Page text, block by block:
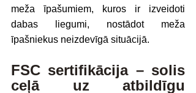
meža īpašumiem, kuros ir izveidoti
dabas liegumi, nostādot meža
īpašniekus neizdevīgā situācijā.
FSC sertifikācija – solis
ceļā uz atbildīgu